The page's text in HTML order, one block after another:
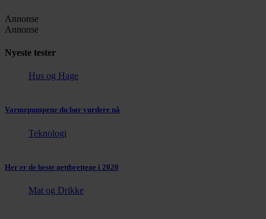
Annonse
Annonse
Nyeste tester
Hus og Hage
Varmepumpene du bør vurdere nå
Teknologi
Her er de beste nettbrettene i 2020
Mat og Drikke